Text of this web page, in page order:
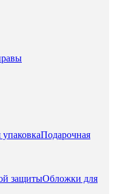
Подарочная
защитыОбложки для